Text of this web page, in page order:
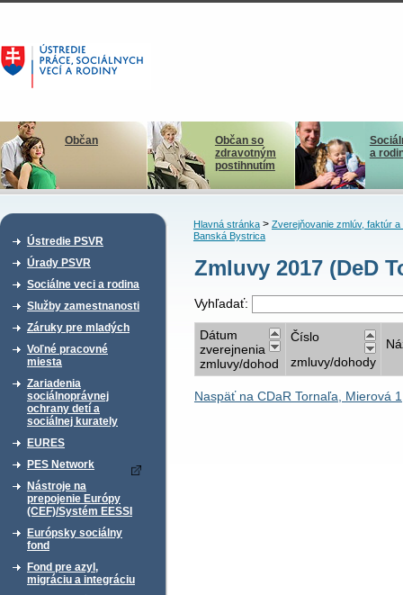
Občan
Občan so
zdravotným
postihnutím
a
Ústredie PSVR
Úrady PSVR
Sociálne veci a rodina
Služby zamestnanosti
Záruky pre mladých
Voľné pracovné
miesta
Zariadenia
sociálnoprávnej
ochrany detí a
sociálnej kurately
EURES
PES Network
Nástroje na
prepojenie Európy
(CEF)/Systém EESSI
Európsky sociálny
fond
Fond pre azyl,
migráciu a integráciu
Hlavná stránka> Zverejňovanie zmlúv, faktúr a
Banská Bystrica
Zmluvy 2017 (DeD
Vyhľadať:
Dátum
zverejnenia
zmluvy/dohod
Číslo
zmluvy/dohody
Naspäť na CDaR Tornaľa, Mierová 1